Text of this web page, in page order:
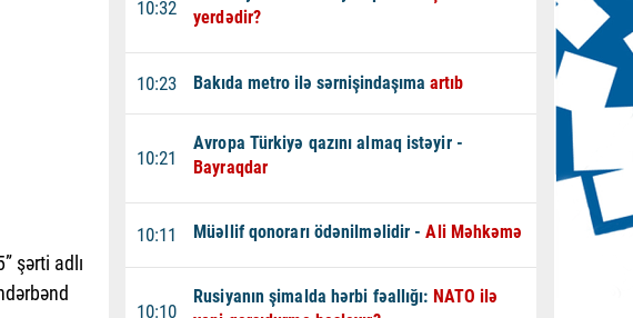
şərti adlı
10:32
yerdədir?
10:23 Bakıda metro ilə sərnişindaşımaartıb
10:21
Avropa Türkiyə qazını almaq istəyir -
Bayraqdar
10:11 Müəllif qonorarı ödənilməlidir -Ali Məhkəmə
10:10
Rusiyanın şimalda hərbi fəallığı: NATO ilə